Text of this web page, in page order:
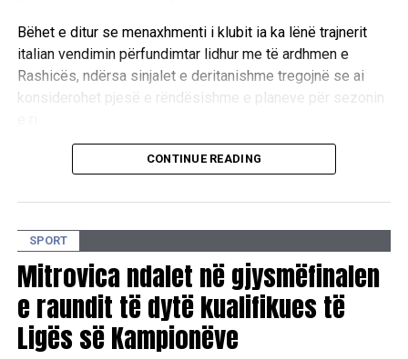
Bëhet e ditur se menaxhmenti i klubit ia ka lënë trajnerit
italian vendimin përfundimtar lidhur me të ardhmen e
Rashicës, ndërsa sinjalet e deritanishme tregojnë se ai
konsiderohet pjesë e rëndësishme e planeve për sezonin
Rashica dha një tjetër dëshmi të vlerës së tij javën e kaluar,
gjeti rrugën e rrjetës, duke ndihmuar skuadrën me një
Sipas situatës aktuale, Beshiktashi është i gatshëm ta
lejojë largimin e sulmuesit kosovar vetëm në rast se në
adresë të klubit arrin një ofertë e jashtëzakonshme
financiare.
CONTINUE READING
SPORT
Mitrovica ndalet në gjysmëfinalen
e raundit të dytë kualifikues të
Ligës së Kampionëve